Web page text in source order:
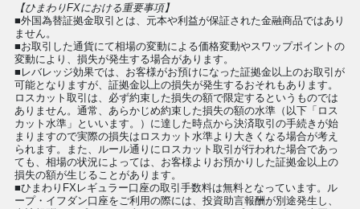
【ひまわりFXにおける重要事項】
■外国為替証拠金取引とは、元本や利益が保証された金融商品ではあり
ません。
■お取引した通貨にて相場の変動による価格変動やスワップポイントの
変動により、損失が発生する場合があります。
■レバレッジ効果では、お客様がお預けになった証拠金以上のお取引が
可能となりますが、証拠金以上の損失が発生するおそれもあります。
ロスカット取引は、必ず約束した損失の額で限定するというものでは
ありません。通常、あらかじめ約束した損失の額の水準（以下「ロス
カット水準」といいます。）に達した時点から決済取引の手続きが始
まりますので実際の損失はロスカット水準より大きくなる場合が考え
られます。また、ルール通りにロスカット取引が行われた場合であっ
ても、相場の状況によっては、お客様よりお預かりした証拠金以上の
損失の額が生じることがあります。
■ひまわりFXレギュラー口座の取引手数料は無料となっています。ル
ープ・イフダン口座をご利用の際には、投資助言報酬が別途発生し、